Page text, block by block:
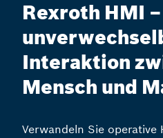
Rexroth HMI
Interaktion
Mensch und
Verwandeln Sie operative